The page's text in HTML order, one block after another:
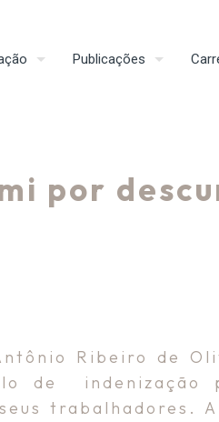
Publicações
por
Ribeiro de
de indenização
trabalhadores.